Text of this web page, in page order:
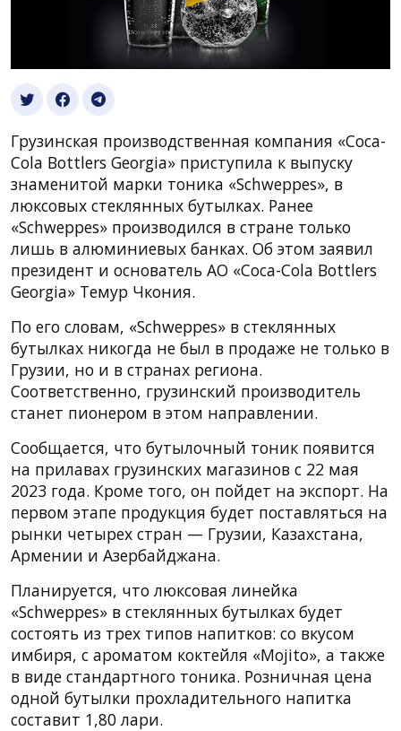
Грузинская производственная компания «Coca-
Cola Bottlers Georgia» приступила к выпуску
знаменитой марки тоника «Schweppes», в
люксовых стеклянных бутылках. Ранее
«Schweppes» производился в стране только
лишь в алюминиевых банках. Об этом заявил
президент и основатель АО «Coca-Cola Bottlers
Georgia» Темур Чкония.
По его словам, «Schweppes» в стеклянных
бутылках никогда не был в продаже не только в
Грузии, но и в странах региона.
Соответственно, грузинский производитель
станет пионером в этом направлении.
Сообщается, что бутылочный тоник появится
на прилавах грузинских магазинов с 22 мая
2023 года. Кроме того, он пойдет на экспорт. На
первом этапе продукция будет поставляться на
рынки четырех стран — Грузии, Казахстана,
Армении и Азербайджана.
Планируется, что люксовая линейка
«Schweppes» в стеклянных бутылках будет
состоять из трех типов напитков: со вкусом
имбиря, с ароматом коктейля «Mojito», а также
в виде стандартного тоника. Розничная цена
одной бутылки прохладительного напитка
составит 1,80 лари.